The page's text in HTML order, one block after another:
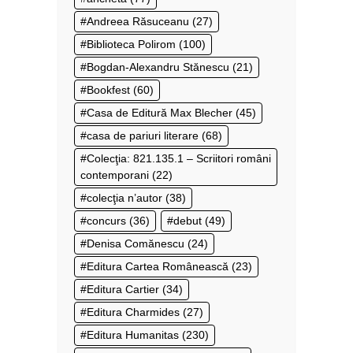
Andreea Răsuceanu (27)
Biblioteca Polirom (100)
Bogdan-Alexandru Stănescu (21)
Bookfest (60)
Casa de Editură Max Blecher (45)
casa de pariuri literare (68)
Colecţia: 821.135.1 – Scriitori români
contemporani (22)
colecţia n’autor (38)
concurs (36) debut (49)
Denisa Comănescu (24)
Editura Cartea Românească (23)
Editura Cartier (34)
Editura Charmides (27)
Editura Humanitas (230)